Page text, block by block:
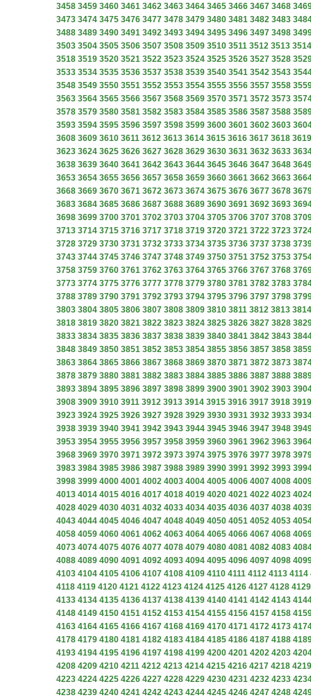
3458 3459 3460 3461 3462 3463 3464 3465 3466 3467 3468
3473 3474 3475 3476 3477 3478 3479 3480 3481 3482 3483
3488 3489 3490 3491 3492 3493 3494 3495 3496 3497 3498
3503 3504 3505 3506 3507 3508 3509 3510 3511 3512 3513 3514
3518 3519 3520 3521 3522 3523 3524 3525 3526 3527 3528
3533 3534 3535 3536 3537 3538 3539 3540 3541 3542 3543
3548 3549 3550 3551 3552 3553 3554 3555 3556 3557 3558
3563 3564 3565 3566 3567 3568 3569 3570 3571 3572 3573
3578 3579 3580 3581 3582 3583 3584 3585 3586 3587 3588
3593 3594 3595 3596 3597 3598 3599 3600 3601 3602 3603
3608 3609 3610 3611 3612 3613 3614 3615 3616 3617 3618 3619
3623 3624 3625 3626 3627 3628 3629 3630 3631 3632 3633
3638 3639 3640 3641 3642 3643 3644 3645 3646 3647 3648
3653 3654 3655 3656 3657 3658 3659 3660 3661 3662 3663
3668 3669 3670 3671 3672 3673 3674 3675 3676 3677 3678
3683 3684 3685 3686 3687 3688 3689 3690 3691 3692 3693
3698 3699 3700 3701 3702 3703 3704 3705 3706 3707 3708
3713 3714 3715 3716 3717 3718 3719 3720 3721 3722 3723
3728 3729 3730 3731 3732 3733 3734 3735 3736 3737 3738
3743 3744 3745 3746 3747 3748 3749 3750 3751 3752 3753
3758 3759 3760 3761 3762 3763 3764 3765 3766 3767 3768
3773 3774 3775 3776 3777 3778 3779 3780 3781 3782 3783
3788 3789 3790 3791 3792 3793 3794 3795 3796 3797 3798
3803 3804 3805 3806 3807 3808 3809 3810 3811 3812 3813 3814
3818 3819 3820 3821 3822 3823 3824 3825 3826 3827 3828
3833 3834 3835 3836 3837 3838 3839 3840 3841 3842 3843
3848 3849 3850 3851 3852 3853 3854 3855 3856 3857 3858
3863 3864 3865 3866 3867 3868 3869 3870 3871 3872 3873
3878 3879 3880 3881 3882 3883 3884 3885 3886 3887 3888
3893 3894 3895 3896 3897 3898 3899 3900 3901 3902 3903
3908 3909 3910 3911 3912 3913 3914 3915 3916 3917 3918 3919
3923 3924 3925 3926 3927 3928 3929 3930 3931 3932 3933
3938 3939 3940 3941 3942 3943 3944 3945 3946 3947 3948
3953 3954 3955 3956 3957 3958 3959 3960 3961 3962 3963
3968 3969 3970 3971 3972 3973 3974 3975 3976 3977 3978
3983 3984 3985 3986 3987 3988 3989 3990 3991 3992 3993
3998 3999 4000 4001 4002 4003 4004 4005 4006 4007 4008
4013 4014 4015 4016 4017 4018 4019 4020 4021 4022 4023
4028 4029 4030 4031 4032 4033 4034 4035 4036 4037 4038
4043 4044 4045 4046 4047 4048 4049 4050 4051 4052 4053
4058 4059 4060 4061 4062 4063 4064 4065 4066 4067 4068
4073 4074 4075 4076 4077 4078 4079 4080 4081 4082 4083
4088 4089 4090 4091 4092 4093 4094 4095 4096 4097 4098
4103 4104 4105 4106 4107 4108 4109 4110 4111 4112 4113 4114
4118 4119 4120 4121 4122 4123 4124 4125 4126 4127 4128 4129
4133 4134 4135 4136 4137 4138 4139 4140 4141 4142 4143
4148 4149 4150 4151 4152 4153 4154 4155 4156 4157 4158
4163 4164 4165 4166 4167 4168 4169 4170 4171 4172 4173
4178 4179 4180 4181 4182 4183 4184 4185 4186 4187 4188
4193 4194 4195 4196 4197 4198 4199 4200 4201 4202 4203
4208 4209 4210 4211 4212 4213 4214 4215 4216 4217 4218 4219
4223 4224 4225 4226 4227 4228 4229 4230 4231 4232 4233
4238 4239 4240 4241 4242 4243 4244 4245 4246 4247 4248